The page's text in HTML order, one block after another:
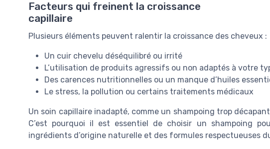
Facteurs qui freinent la croissance
capillaire
Plusieurs éléments peuvent ralentir la croissance des cheveux :
Un cuir chevelu déséquilibré ou irrité
L’utilisation de produits agressifs ou non adaptés à votre
Des carences nutritionnelles ou un manque d’huiles
Le stress, la pollution ou certains traitements médicaux
Un soin capillaire inadapté, comme un shampoing trop
C’est pourquoi il est essentiel de choisir un shampoing
ingrédients d’origine naturelle et des formules respectueuses